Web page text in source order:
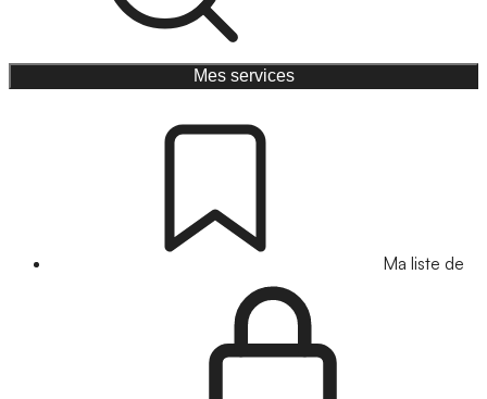
Mes services
Ma liste de